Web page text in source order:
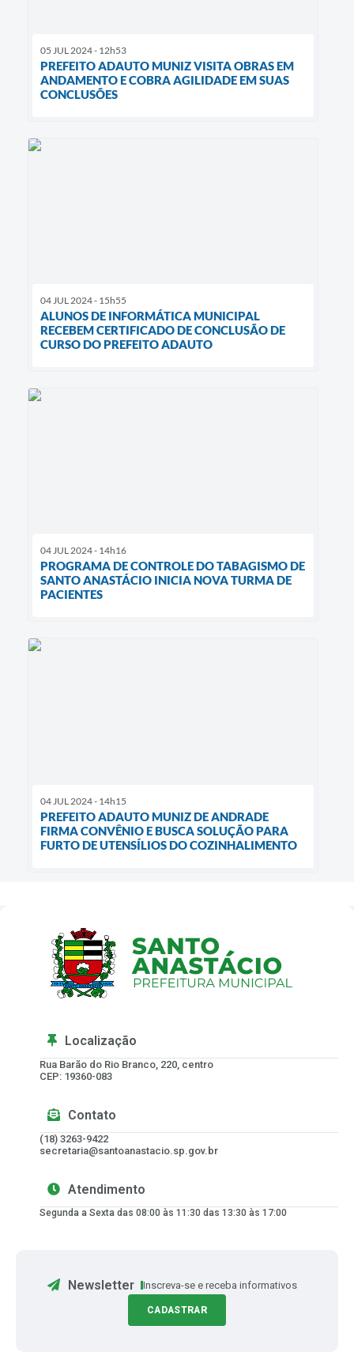
05 JUL 2024 - 12h53
PREFEITO ADAUTO MUNIZ VISITA OBRAS EM
ANDAMENTO E COBRA AGILIDADE EM SUAS
CONCLUSÕES
04 JUL 2024 - 15h55
ALUNOS DE INFORMÁTICA MUNICIPAL
RECEBEM CERTIFICADO DE CONCLUSÃO DE
CURSO DO PREFEITO ADAUTO
04 JUL 2024 - 14h16
PROGRAMA DE CONTROLE DO TABAGISMO DE
SANTO ANASTÁCIO INICIA NOVA TURMA DE
PACIENTES
04 JUL 2024 - 14h15
PREFEITO ADAUTO MUNIZ DE ANDRADE
FIRMA CONVÊNIO E BUSCA SOLUÇÃO PARA
FURTO DE UTENSÍLIOS DO COZINHALIMENTO
Localização
Rua Barão do Rio Branco, 220, centro
CEP: 19360-083
Contato
(18) 3263-9422
secretaria@santoanastacio.sp.gov.br
Atendimento
Segunda a Sexta das 08:00 às 11:30 das 13:30 às 17:00
Newsletter Inscreva-se e receba informativos
CADASTRAR